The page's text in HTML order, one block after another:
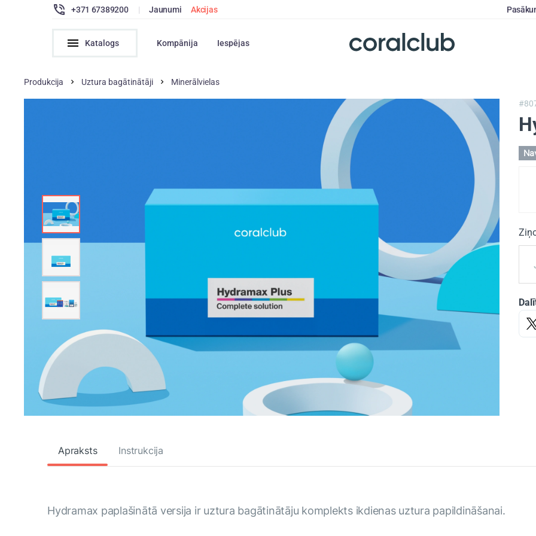
+371 67389200 | Jaunumi Akcijas
Katalogs Kompānija Iespējas
Produkcija Uztura bagātinātāji Minerālvielas
Apraksts Instrukcija
Hydramax paplašinātā versija ir uztura bagātinātāju komplekts ikdienas uztura papildināšanai.